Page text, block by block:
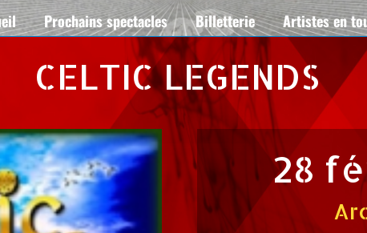
Prochains spectacles Billetterie Artistes en
CELTIC LEGENDS
28